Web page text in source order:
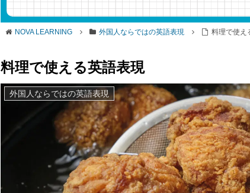
NOVA LEARNING 外国人ならではの英語表現 料理で使え
料理で使える英語表現
外国人ならではの英語表現